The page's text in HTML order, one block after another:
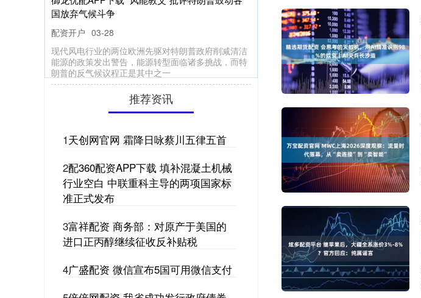
国放弃气候斗争
配资开户 03-28
现代风电行业的两位欧洲先驱对特朗普政府削减清洁
能源的政策发出警告，能源转型面临诸多挑战，而特
朗普的反气候议程正是其中之一
推荐资讯
1天创网官网 霜降日咏蔡川五律五首
2配360配资APP下载 填补混凝土机械
行业空白 中联重科主导的两项国家标
准正式发布
3富祥配资 商务部：对原产于美国的
进口正丙醇继续征收反补贴税
4广盛配资 微信宣布5国可用微信支付